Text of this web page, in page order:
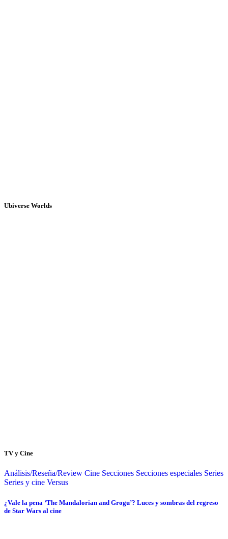
Ubiverse Worlds
TV y Cine
Análisis/Reseña/Review Cine Secciones Secciones especiales Series
Series y cine Versus
¿Vale la pena ‘The Mandalorian and Grogu’? Luces y sombras del regreso
de Star Wars al cine